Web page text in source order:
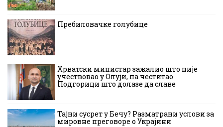
Пребиловачке голубице
Хрватски министар зажалио што није
учествовао у Олуји, па честитао
Подгорици што долазе да славе
Тајни сусрет у Бечу? Разматрани услови за
мировне преговоре о Украјини